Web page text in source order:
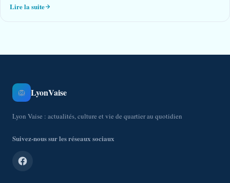
Lire la suite
🦁 LyonVaise
Lyon Vaise : actualités, culture et vie de quartier au quotidien
Suivez-nous sur les réseaux sociaux